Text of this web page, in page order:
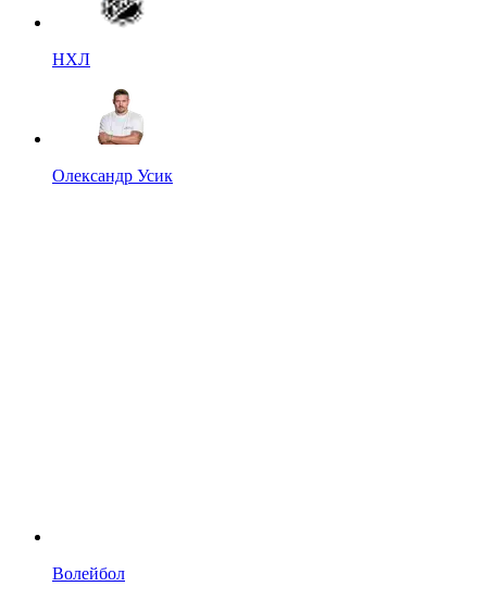
НХЛ
Олександр Усик
Волейбол